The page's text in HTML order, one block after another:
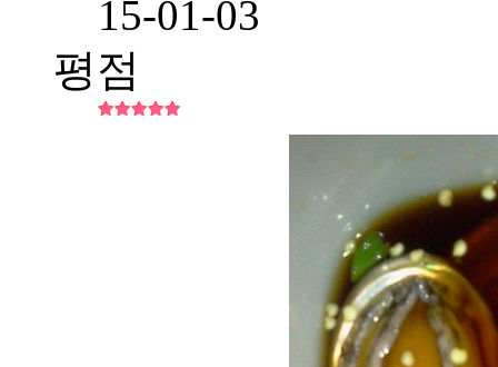
15-01-03
평점